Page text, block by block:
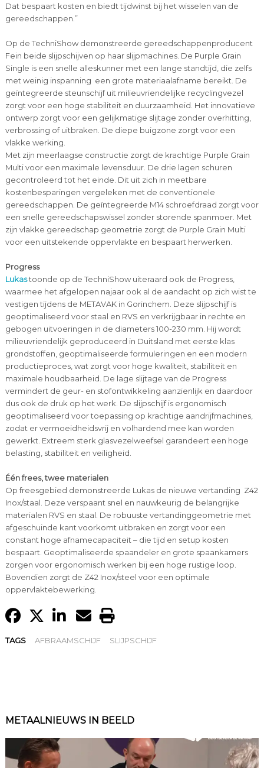
Dat bespaart kosten en biedt tijdwinst bij het wisselen van de
gereedschappen.”
Op de TechniShow demonstreerde gereedschappenproducent
Fein beide slijpschijven op haar slijpmachines. De Purple Grain
Single is een snelle alleskunner met een lange standtijd, die zelfs
met weinig inspanning een grote materiaalafname bereikt. De
geïntegreerde steunschijf uit milieuvriendelijke recyclingvezel
zorgt voor een hoge stabiliteit en duurzaamheid. Het innovatieve
ontwerp zorgt voor een gelijkmatige slijtage zonder overhitting,
verbrossing of uitbraken. De diepe buigzone zorgt voor een
vlakke werking.
Met zijn meerlaagse constructie zorgt de krachtige Purple Grain
Multi voor een maximale levensduur. De drie lagen schuren
gecontroleerd tot het einde. Dit uit zich in meetbare
kostenbesparingen vergeleken met de conventionele
gereedschappen. De geïntegreerde M14 schroefdraad zorgt voor
een snelle gereedschapswissel zonder storende spanmoer. Met
zijn vlakke gereedschap geometrie zorgt de Purple Grain Multi
voor een uitstekende oppervlakte en bespaart herwerken.
Progress
Lukastoonde op de TechniShow uiteraard ook de Progress,
waarmee het afgelopen najaar ook al de aandacht op zich wist te
vestigen tijdens de METAVAK in Gorinchem. Deze slijpschijf is
geoptimaliseerd voor staal en RVS en verkrijgbaar in rechte en
gebogen uitvoeringen in de diameters 100-230 mm. Hij wordt
milieuvriendelijk geproduceerd in Duitsland met eerste klas
grondstoffen, geoptimaliseerde formuleringen en een modern
productieproces, wat zorgt voor hoge kwaliteit, stabiliteit en
maximale houdbaarheid. De lage slijtage van de Progress
vermindert de geur- en stofontwikkeling aanzienlijk en daardoor
dus ook de druk op het werk. De slijpschijf is ergonomisch
geoptimaliseerd voor toepassing op krachtige aandrijfmachines,
zodat er vermoeidheidsvrij en volhardend mee kan worden
gewerkt. Extreem sterk glasvezelweefsel garandeert een hoge
belasting, stabiliteit en veiligheid.
Één frees, twee materialen
Op freesgebied demonstreerde Lukas de nieuwe vertanding Z42
Inox/staal. Deze verspaant snel en nauwkeurig de belangrijke
materialen RVS en staal. De robuuste vertandinggeometrie met
afgeschuinde kant voorkomt uitbraken en zorgt voor een
constant hoge afnamecapaciteit – die tijd en setup kosten
bespaart. Geoptimaliseerde spaandeler en grote spaankamers
zorgen voor ergonomisch werken bij een hoge rustige loop.
Bovendien zorgt de Z42 Inox/steel voor een optimale
oppervlaktebewerking.
TAGS AFBRAAMSCHIJF SLIJPSCHIJF
METAALNIEUWS IN BEELD